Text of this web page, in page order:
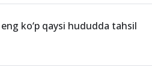
ko‘p qaysi hududda tahsil